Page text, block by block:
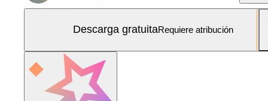
Descarga gratuitaRequiere atribución